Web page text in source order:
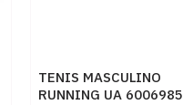
TENIS MASCULINO
RUNNING UA 6006985